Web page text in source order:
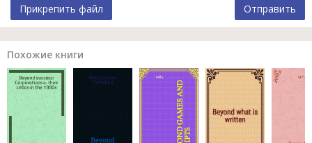
Прикрепить файл Отправить
Похожие книги